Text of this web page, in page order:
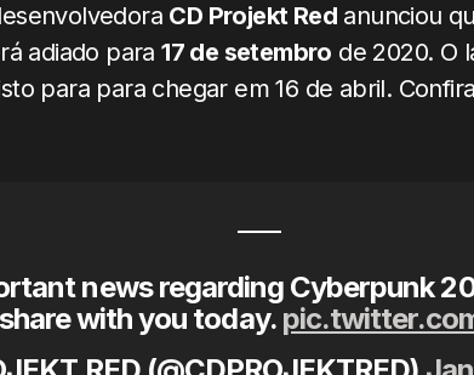
CD Projekt Red anunciou
adiado para17 de setembro de 2020. O
para para chegar em 16 de abril.
news regarding Cyberpunk
with you today.